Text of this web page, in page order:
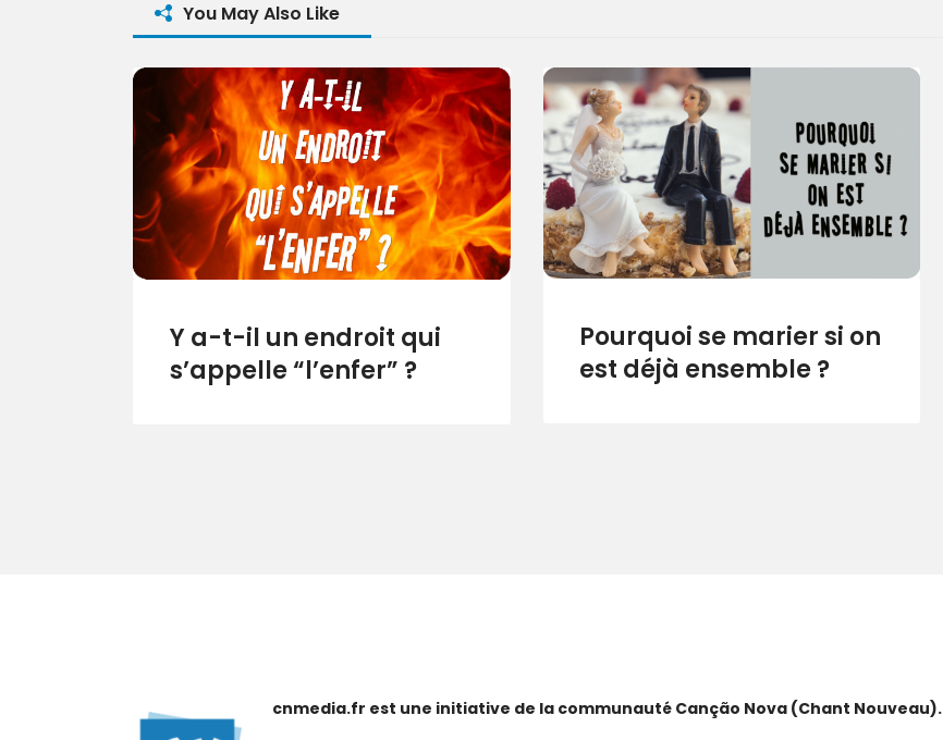
You May Also Like
Y a-t-il un endroit qui
s’appelle “l’enfer” ?
Pourquoi se marier si on
est déjà ensemble ?
cnmedia.fr est une initiative de la communauté Canção Nova (Chant Nouveau).